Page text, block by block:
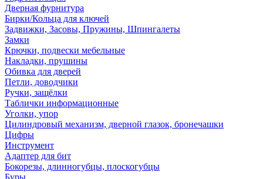
Дверная фурнитура
Бирки/Кольца для ключей
Задвижки, Засовы, Пружины, Шпингалеты
Замки
Крючки, подвески мебельные
Накладки, прушины
Обивка для дверей
Петли, доводчики
Ручки, защёлки
Таблички информационные
Уголки, упор
Цилиндровый механизм, дверной глазок, бронечашки
Цифры
Инструмент
Адаптер для бит
Бокорезы, длинногубцы, плоскогубцы
Буры